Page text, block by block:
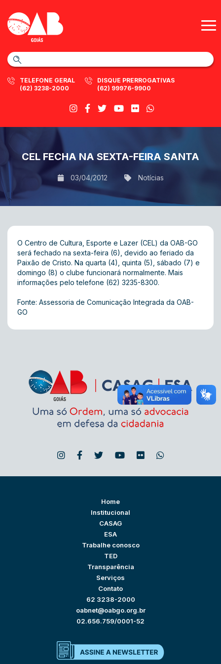
TELEFONE GERAL
(62) 3238-2000
DISQUE PRERROGATIVAS
(62) 99976-9900
CEL FECHA NA SEXTA-FEIRA SANTA
03/04/2012 Notícias
O Centro de Cultura, Esporte e Lazer (CEL) da OAB-GO
será fechado na sexta-feira (6), devido ao feriado da
Paixão de Cristo. Na quarta (4), quinta (5), sábado (7) e
domingo (8) o clube funcionará normalmente. Mais
informações pelo telefone (62) 3235-8300.
Fonte: Assessoria de Comunicação Integrada da OAB-
GO
Home
Institucional
CASAG
ESA
Trabalhe conosco
TED
Transparência
Serviços
Contato
62 3238-2000
oabnet@oabgo.org.br
02.656.759/0001-52